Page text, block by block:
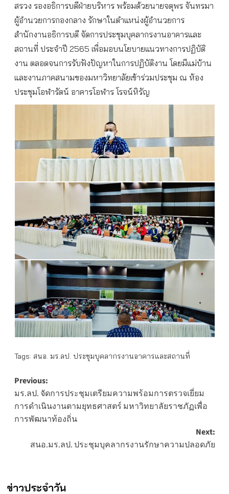
สรวง รองอธิการบดีฝ่ายบริหาร พร้อมด้วยนายจตุพร จันทรมา
ผู้อำนวยการกองกลาง รักษาในตำแหน่งผู้อำนวยการ
สำนักงานอธิการบดี จัดการประชุมบุคลากรงานอาคารและ
สถานที่ ประจำปี 2565 เพื่อมอบนโยบายแนวทางการปฏิบัติ
งาน ตลอดจนการรับฟังปัญหาในการปฏิบัติงาน โดยมีแม่บ้าน
และงานภาคสนามของมหาวิทยาลัยเข้าร่วมประชุม ณ ห้อง
ประชุมโอฬารัตน์ อาคารโอฬาร โรจน์หิรัญ
Tags: สนอ. มร.ลป. ประชุมบุคลากรงานอาคารและสถานที่
Post
navigation
Previous:
มร.ลป. จัดการประชุมเตรียมความพร้อมการตรวจเยี่ยม
การดำเนินงานตามยุทธศาสตร์ มหาวิทยาลัยราชภัฏเพื่อ
การพัฒนาท้องถิ่น
Next:
สนอ.มร.ลป. ประชุมบุคลากรงานรักษาความปลอดภัย
ข่าวประจำวัน